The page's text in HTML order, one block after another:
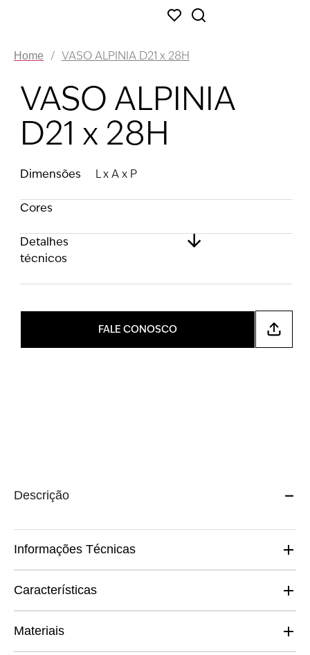
Home / VASO ALPINIA D21 x 28H
VASO ALPINIA
D21 x 28H
Dimensões L x A x P
Cores
Detalhes
técnicos
FALE CONOSCO
Descrição
Informações Técnicas
Características
Materiais